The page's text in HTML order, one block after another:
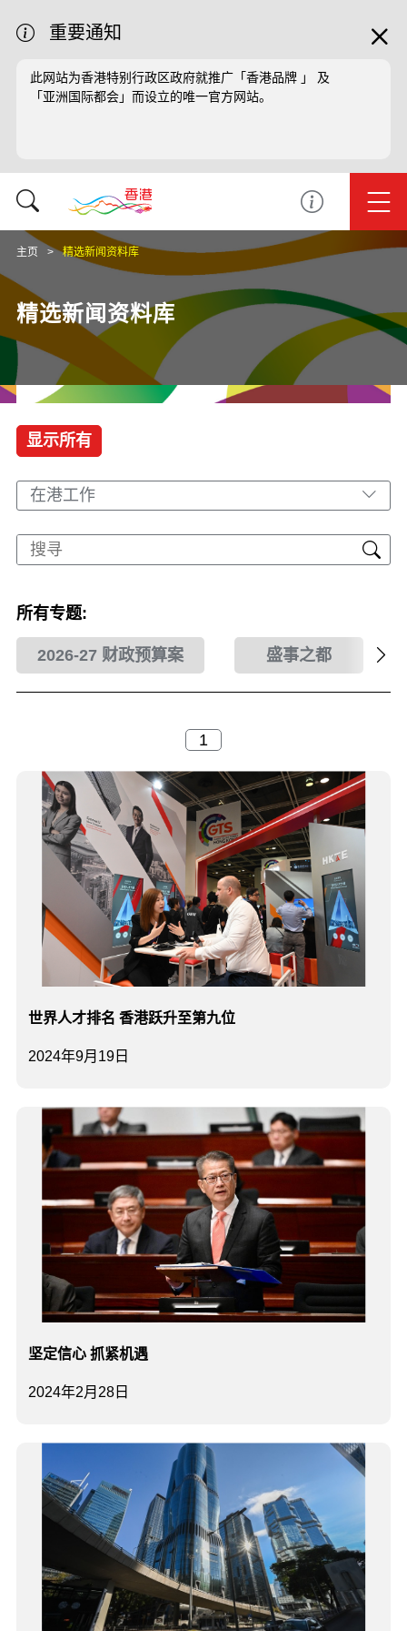
重要通知
此网站为香港特别行政区政府就推广「香港品牌 」 及
「亚洲国际都会」而设立的唯一官方网站。
主页 精选新闻资料库
精选新闻资料库
显示所有
在港工作
所有专题:
2026-27 财政预算案 盛事之都
2024年9月19日
世界人才排名 香港跃升至第九位
2024年2月28日
坚定信心 抓紧机遇